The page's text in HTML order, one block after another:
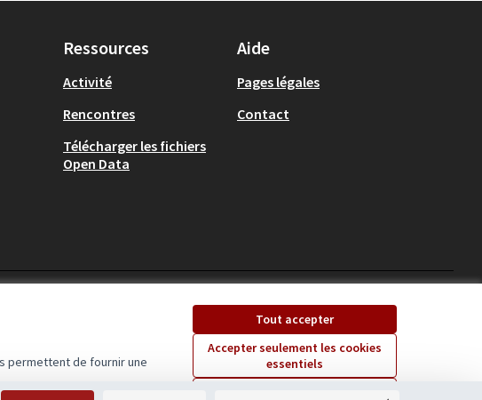
permettent de fournir une
Tout accepter
Accepter seulement les cookies
essentiels
Ressources
Activité
Rencontres
Télécharger les fichiers
Open Data
Aide
Pages légales
Contact
(Lien externe)(Lien externe)
Licence Creative
(Lien externe)